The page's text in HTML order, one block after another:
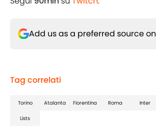
Add us as a preferred source on
Tag correlati
Torino Atalanta Fiorentina Roma Inter
Lists